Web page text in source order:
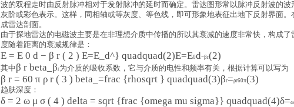
波的双程走时由反射脉冲相对于发射脉冲的延时而确定。雷达图形常以脉冲反射波的
灰阶或彩色表示。这样，同相轴或等灰度、等色线，即可形象地表征出地下反射界面
成雷达剖面。
由于探地雷达的电磁波主要是在非理想介质中传播的所以其衰减的速度非常快，构成
度随着距离的衰减规律是：
E = E 0 d − β r ( 2 ) E=E_d^} quadquad(2)E=E0d−βr(2)
其中β r beta_ βr为介质的吸收系数，它与介质的电性和频率有关，根据计算可以写为
β r = 60 π ρ r ( 3 ) beta_=frac {rhosqrt } quadquad(3)βr=ρr60π(3)
趋肤深度：
δ = 2 ω μ σ ( 4 ) delta = sqrt {frac {omega mu sigma}} quadquad(4)δ=